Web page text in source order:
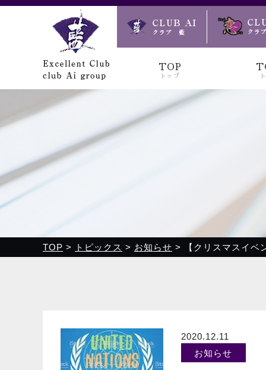
クラブ藍(あい)、クラブ恋(れん)、ルミナス、浪漫館で皆様の
TOP
トップ
TOP > トピックス > お知らせ > 【クリスマスイベ
2020.12.11
お知らせ